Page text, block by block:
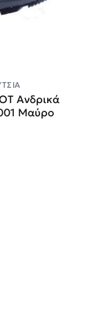
Ανδρικά
Μαύρο
was: €85.00.
τιμή